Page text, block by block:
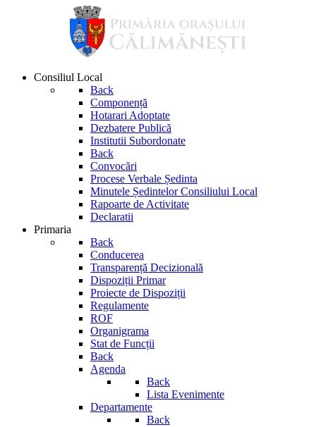
Consiliul Local
Back
Componență
Hotarari Adoptate
Dezbatere Publică
Institutii Subordonate
Back
Convocări
Procese Verbale Ședinta
Minutele Ședintelor Consiliului Local
Rapoarte de Activitate
Declaratii
Primaria
Back
Conducerea
Transparență Decizională
Dispoziții Primar
Proiecte de Dispoziții
Regulamente
ROF
Organigrama
Stat de Funcții
Back
Agenda
Back
Lista Evenimente
Departamente
Back